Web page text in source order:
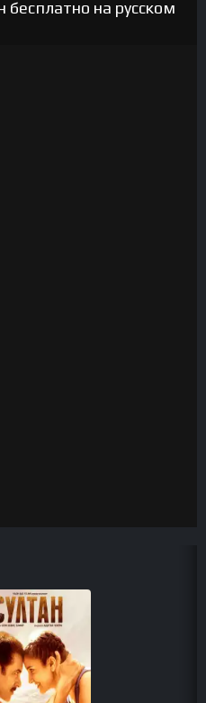
бесплатно на русском